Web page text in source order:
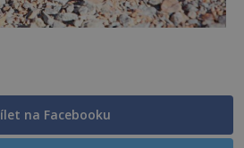
na Facebooku